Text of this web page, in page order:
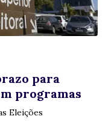
para
programas
Eleições